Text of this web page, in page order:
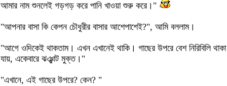
আমার নাম শুনলেই গড়গড় করে পানি খাওয়া শুরু করে।"
"আপনার বাসা কি কেপন চৌধুরীর বাসার আশেপাশেই?", আমি বললাম।
"আগে ওদিকেই থাকতাম। এখন এখানেই থাকি। গাছের উপরে বেশ নিরিবিলি থাকা
যায়, একেবারে ঝঞ্ঝাট মুক্ত।"
"এখানে, এই গাছের উপরে? কেন? "